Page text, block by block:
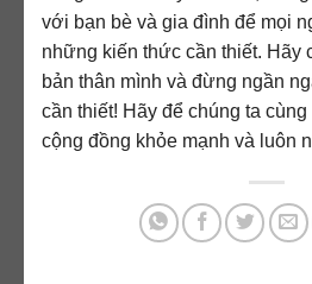
với bạn bè và gia đình để mọi
những kiến thức cần thiết. Hãy
bản thân mình và đừng ngần
cần thiết! Hãy để chúng ta
cộng đồng khỏe mạnh và luôn